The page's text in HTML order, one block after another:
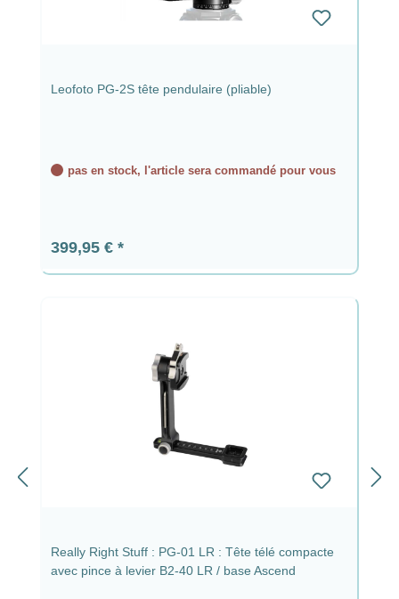
Leofoto PG-2S tête pendulaire (pliable)
pas en stock, l'article sera commandé pour vous
Prix régulier :
399,95 €
Really Right Stuff : PG-01 LR : Tête télé compacte
avec pince à levier B2-40 LR / base Ascend